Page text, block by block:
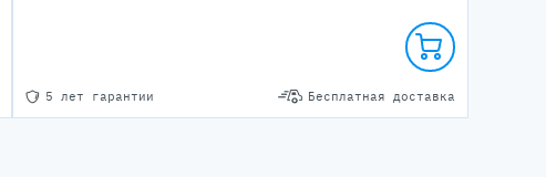
5 лет гарантии Бесплатная доставка